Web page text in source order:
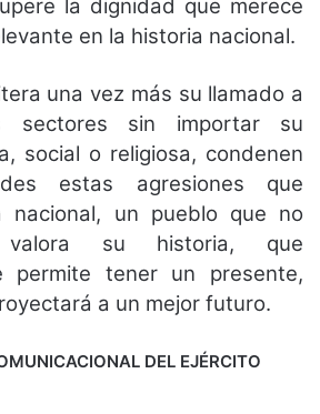
la dignidad que merece
en la historia nacional.
una vez más su llamado a
sectores sin importar su
social o religiosa, condenen
estas agresiones que
nacional, un pueblo que no
su historia, que
permite tener un presente,
a un mejor futuro.
DEL EJÉRCITO